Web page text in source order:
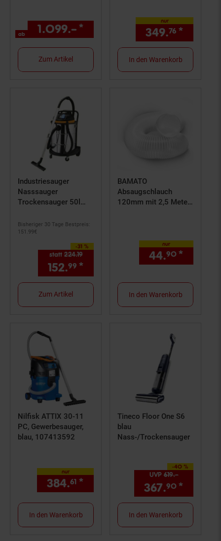
ab 1.099.–* ab 1099,–€ Sternchen
Zum Artikel
nur
349.76 *
In den Warenkorb
Industriesauger
Nasssauger
Trockensauger 50l
Bisheriger 30 Tage Bestpreis:
151.99€
-31 %
Sie Sparen 31 Prozent,
statt224.19Alter Preis: 224,
152.99 * Aktueller Preis: 152,99
Zum Artikel
BAMATO
Absaugschlauch
120mm mit 2,5 Meter
nur
44.90 *
In den Warenkorb
Nilfisk ATTIX 30-11
PC, Gewerbesauger,
blau, 107413592
nur
384.61 * € Sternchen
In den Warenkorb
Tineco Floor One S6
blau
Nass-/Trockensauger
-40 %
Sie Sparen 40 Prozent,
UVP619.–UVP : 619,–€
367.90 *
In den Warenkorb